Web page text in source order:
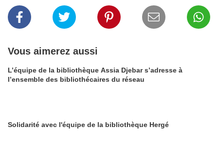
Vous aimerez aussi
L’équipe de la bibliothèque Assia Djebar s’adresse à
l’ensemble des bibliothécaires du réseau
Solidarité avec l'équipe de la bibliothèque Hergé